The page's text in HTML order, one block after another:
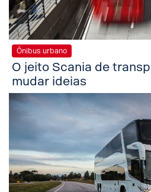
Ônibus urbano
O jeito Scania de
mudar ideias